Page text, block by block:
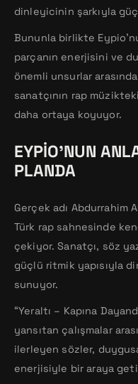
dinleyicinin şarkıyla
Bununla birlikte
parçanın enerjisini ve
önemli unsurlar
sanatçının rap
daha ortaya koyuyor.
EYPIO’NUN
PLANDA
Gerçek adı Abdurrahim
Türk rap sahnesinde
çekiyor. Sanatçı, söz
güçlü ritmik yapısıyla
sunuyor.
“Yeraltı – Kapına
yansıtan çalışmalar
ilerleyen sözler,
enerjisiyle bir araya